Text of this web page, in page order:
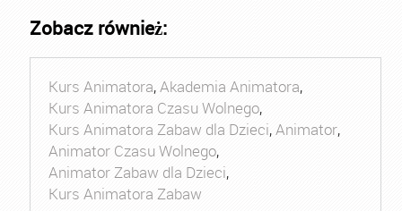
Zobacz również:
Kurs Animatora,Akademia Animatora,
Kurs Animatora Czasu Wolnego,
Kurs Animatora Zabaw dla Dzieci,Animator,
Animator Czasu Wolnego,
Animator Zabaw dla Dzieci,
Kurs Animatora Zabaw